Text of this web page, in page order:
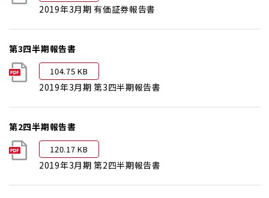
2019年3月期 有価証券報告書
第3四半期報告書
104.75 KB
2019年3月期 第3四半期報告書
第2四半期報告書
120.17 KB
2019年3月期 第2四半期報告書